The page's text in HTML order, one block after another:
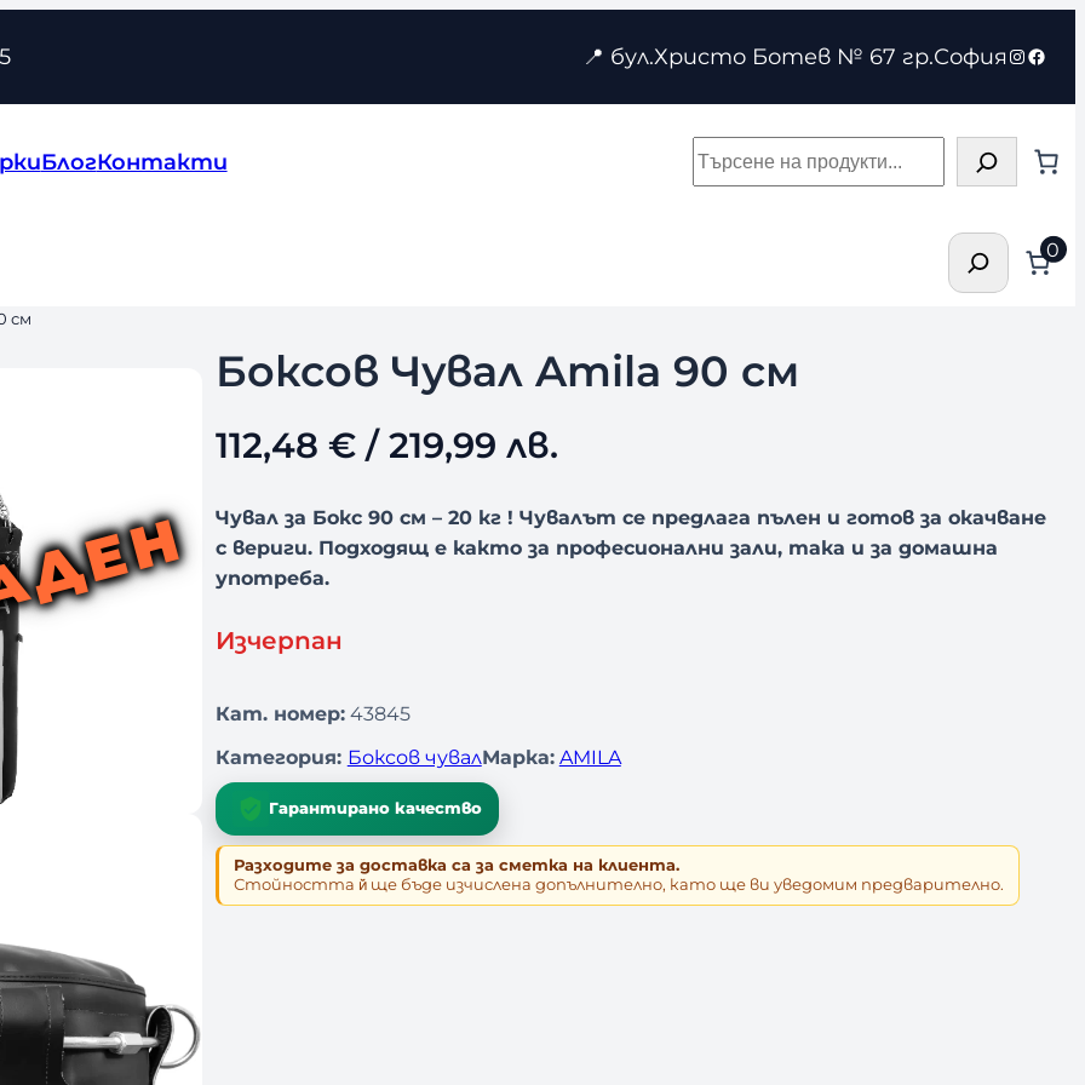
📍 бул.Христо Ботев № 67 гр.София
БлогКонтакти Търсене
Търсене0
см
Боксов Чувал Amila 90 см
112,48 €/ 219,99 лв.
Чувал за Бокс 90 см – 20 кг ! Чувалът се предлага пълен и готов за окачване
с вериги. Подходящ е както за професионални зали, така и за домашна
употреба.
Изчерпан
Кат. номер: 43845
Категория: Боксов чувалМарка: AMILA
Гарантирано качество
Разходите за доставка са за сметка на клиента.
Стойността й̆ ще бъде изчислена допълнително, като ще ви уведомим предварително.